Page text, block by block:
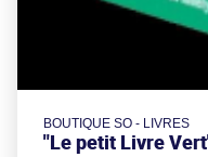
BOUTIQUE SO - LIVRES
"Le petit Livre